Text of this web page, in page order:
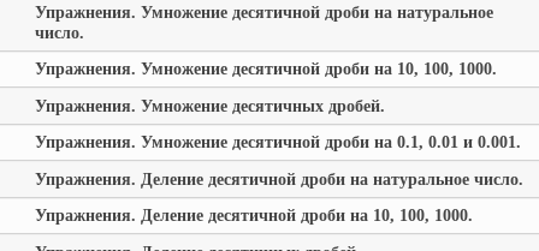
Упражнения. Умножение десятичной дроби на натуральное
число.
Упражнения. Умножение десятичной дроби на 10, 100, 1000.
Упражнения. Умножение десятичных дробей.
Упражнения. Умножение десятичной дроби на 0.1, 0.01 и 0.001.
Упражнения. Деление десятичной дроби на натуральное число.
Упражнения. Деление десятичной дроби на 10, 100, 1000.